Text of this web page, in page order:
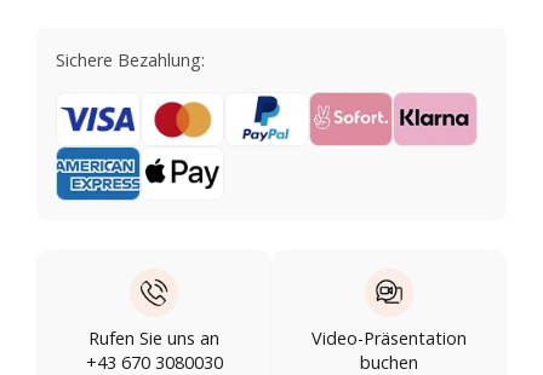
Sichere Bezahlung:
Rufen Sie uns an
+43 670 3080030
Video-Präsentation
buchen